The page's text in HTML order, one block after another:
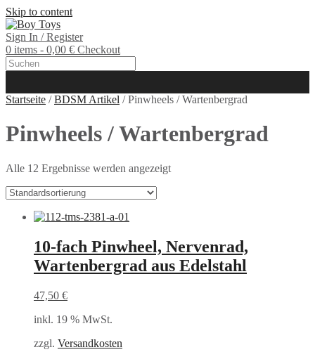
Skip to content
Sign In / Register
0 items - 0,00 € Checkout
Startseite /BDSM Artikel / Pinwheels / Wartenbergrad
Pinwheels / Wartenbergrad
Alle 12 Ergebnisse werden angezeigt
10-fach Pinwheel, Nervenrad,
Wartenbergrad aus Edelstahl
47,50 €
inkl. 19 % MwSt.
zzgl. Versandkosten